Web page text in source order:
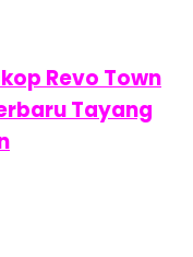
Revo Town
Tayang